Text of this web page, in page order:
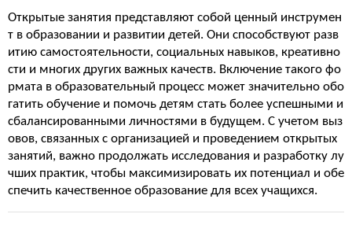
Открытые занятия представляют собой ценный инструмен
т в образовании и развитии детей. Они способствуют разв
итию самостоятельности, социальных навыков, креативно
сти и многих других важных качеств. Включение такого фо
рмата в образовательный процесс может значительно обо
гатить обучение и помочь детям стать более успешными и
сбалансированными личностями в будущем. С учетом выз
овов, связанных с организацией и проведением открытых
занятий, важно продолжать исследования и разработку лу
чших практик, чтобы максимизировать их потенциал и обе
спечить качественное образование для всех учащихся.